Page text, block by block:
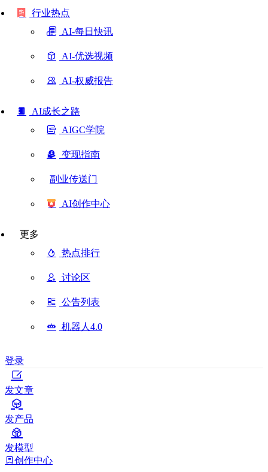
行业热点
AI-每日快讯
AI-优选视频
AI-权威报告
AI成长之路
AIGC学院
变现指南
副业传送门
AI创作中心
更多
热点排行
讨论区
公告列表
机器人4.0
登录
发文章
发产品
发模型
创作中心